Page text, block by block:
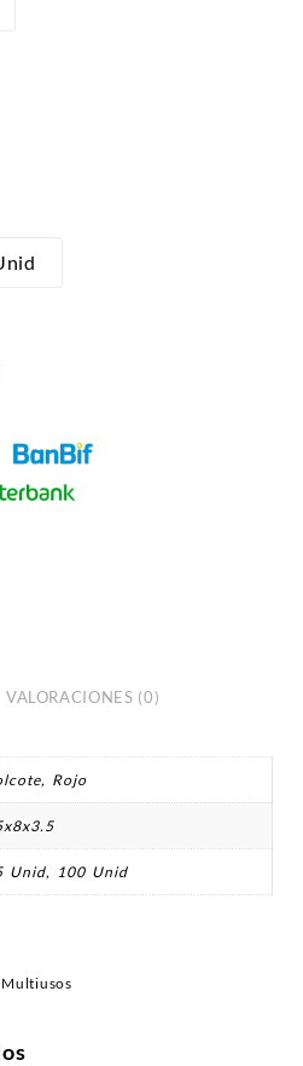
VALORACIONES (0)
Rojo
Unid, 100 Unid
Multiusos